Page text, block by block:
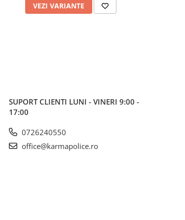
VEZI VARIANTE
SUPORT CLIENTI LUNI - VINERI 9:00 -
17:00
0726240550
office@karmapolice.ro